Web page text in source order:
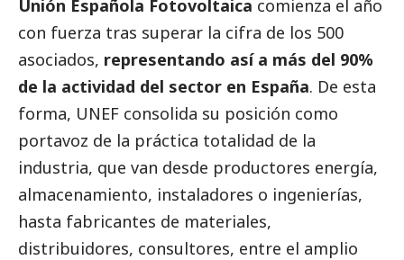
Unión Española Fotovoltaica comienza el año
con fuerza tras superar la cifra de los 500
asociados, representando así a más del 90%
de la actividad del sector en España. De esta
forma, UNEF consolida su posición como
portavoz de la práctica totalidad de la
industria, que van desde productores energía,
almacenamiento, instaladores o ingenierías,
hasta fabricantes de materiales,
distribuidores, consultores, entre el amplio